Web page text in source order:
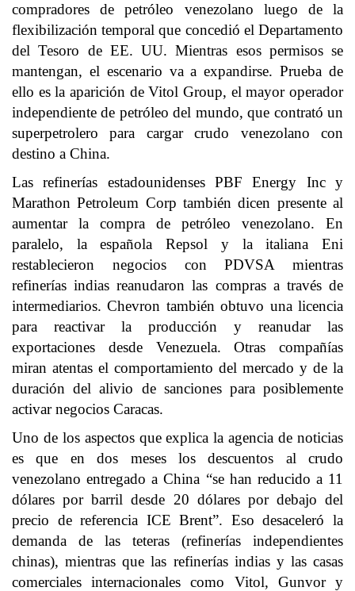
compradores de petróleo venezolano luego de la
flexibilización temporal que concedió el Departamento
del Tesoro de EE. UU. Mientras esos permisos se
mantengan, el escenario va a expandirse. Prueba de
ello es la aparición de Vitol Group, el mayor operador
independiente de petróleo del mundo, que contrató un
superpetrolero para cargar crudo venezolano con
destino a China.
Las refinerías estadounidenses PBF Energy Inc y
Marathon Petroleum Corp también dicen presente al
aumentar la compra de petróleo venezolano. En
paralelo, la española Repsol y la italiana Eni
restablecieron negocios con PDVSA mientras
refinerías indias reanudaron las compras a través de
intermediarios. Chevron también obtuvo una licencia
para reactivar la producción y reanudar las
exportaciones desde Venezuela. Otras compañías
miran atentas el comportamiento del mercado y de la
duración del alivio de sanciones para posiblemente
activar negocios Caracas.
Uno de los aspectos que explica la agencia de noticias
es que en dos meses los descuentos al crudo
venezolano entregado a China “se han reducido a 11
dólares por barril desde 20 dólares por debajo del
precio de referencia ICE Brent”. Eso desaceleró la
demanda de las teteras (refinerías independientes
chinas), mientras que las refinerías indias y las casas
comerciales internacionales como Vitol, Gunvor y